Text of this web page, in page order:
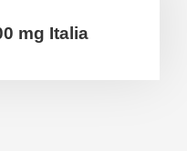
mg Italia